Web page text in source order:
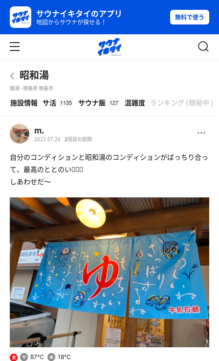
サウナイキタイのアプリ
地図からサウナが探せる！
無料で使う
昭和湯
銭湯 - 徳島県 徳島市
施設情報 サ活 1135 サウナ飯 127 混雑度 ランキング (開発中 )
m.
2022.07.26 2回目の訪問
自分のコンディションと昭和湯のコンディションがばっちり合っ
て、最高のととのい🧖‍♀️✨
しあわせだ〜
女 87℃ 18℃